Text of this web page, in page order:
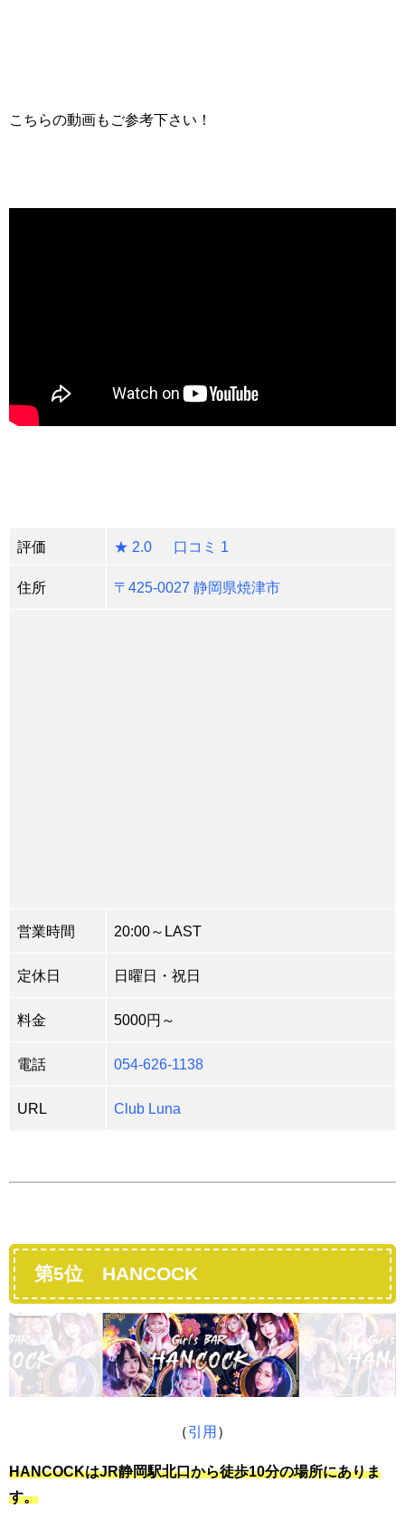
こちらの動画もご参考下さい！
評価 ★ 2.0 口コミ 1
住所 〒425-0027 静岡県焼津市
営業時間 20:00～LAST
定休日 日曜日・祝日
料金 5000円～
電話 054-626-1138
URL Club Luna
第5位 HANCOCK
（引用 ）
HANCOCKはJR静岡駅北口から徒歩10分の場所にありま
す。